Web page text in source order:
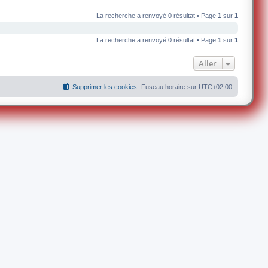
La recherche a renvoyé 0 résultat • Page 1 sur 1
La recherche a renvoyé 0 résultat • Page 1 sur 1
Aller
Fuseau horaire sur UTC+02:00
Supprimer les cookies